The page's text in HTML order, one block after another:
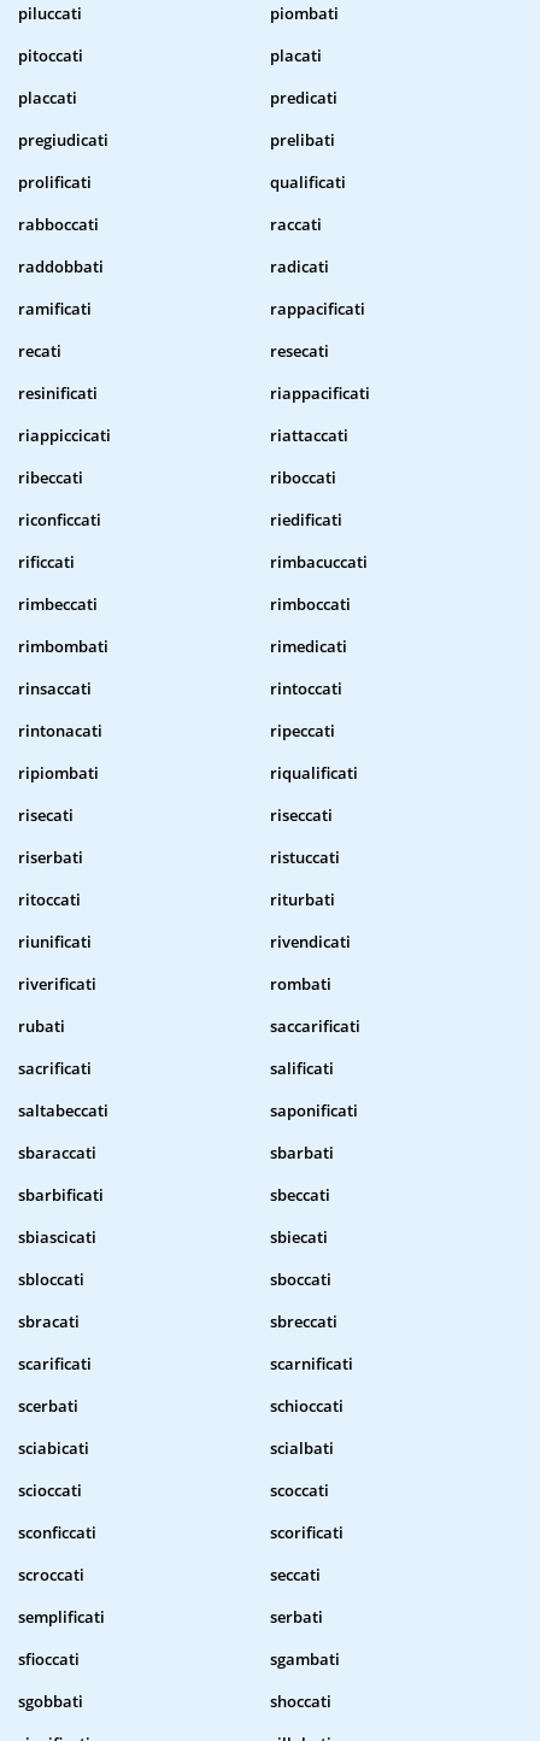
piluccati
piombati
pitoccati
placati
placcati
predicati
pregiudicati
prelibati
prolificati
qualificati
rabboccati
raccati
raddobbati
radicati
ramificati
rappacificati
recati
resecati
resinificati
riappacificati
riappiccicati
riattaccati
ribeccati
riboccati
riconficcati
riedificati
rificcati
rimbacuccati
rimbeccati
rimboccati
rimbombati
rimedicati
rinsaccati
rintoccati
rintonacati
ripeccati
ripiombati
riqualificati
risecati
riseccati
riserbati
ristuccati
ritoccati
riturbati
riunificati
rivendicati
riverificati
rombati
rubati
saccarificati
sacrificati
salificati
saltabeccati
saponificati
sbaraccati
sbarbati
sbarbificati
sbeccati
sbiascicati
sbiecati
sbloccati
sboccati
sbracati
sbreccati
scarificati
scarnificati
scerbati
schioccati
sciabicati
scialbati
scioccati
scoccati
sconficcati
scorificati
scroccati
seccati
semplificati
serbati
sfioccati
sgambati
sgobbati
shoccati